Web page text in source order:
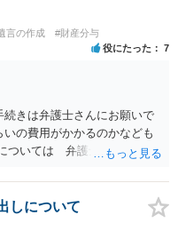
言の作成 #財産分与
役にたった 7
きは弁護士さんにお願いで
の費用がかかるのかなども
ついては 弁護士と直接面談
でごちゃごちゃ考えず、自分
・お子さんの事をまで含め良
言えば当然のことです。 彼
しについて